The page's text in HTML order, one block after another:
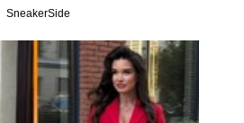
SneakerSide